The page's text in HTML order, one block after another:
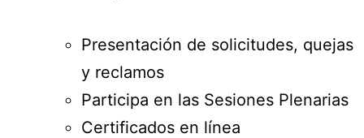
Presentación de solicitudes, quejas
y reclamos
Participa en las Sesiones Plenarias
Certificados en línea